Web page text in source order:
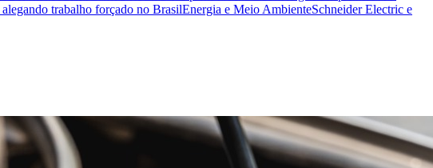
trabalho forçado no BrasilEnergia e Meio AmbienteSchneider Electric e